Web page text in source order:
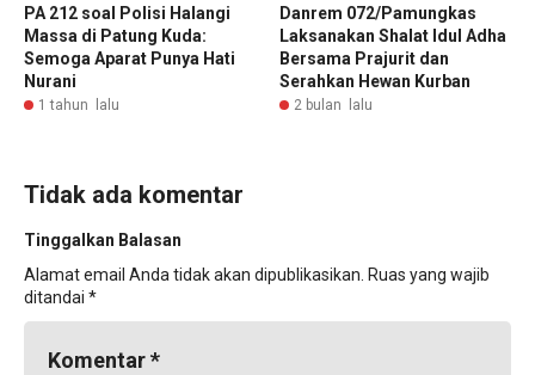
PA 212 soal Polisi Halangi
Massa di Patung Kuda:
Semoga Aparat Punya Hati
Nurani
1 tahun lalu
Danrem 072/Pamungkas
Laksanakan Shalat Idul Adha
Bersama Prajurit dan
Serahkan Hewan Kurban
2 bulan lalu
Tidak ada komentar
Tinggalkan Balasan
Alamat email Anda tidak akan dipublikasikan. Ruas yang wajib
ditandai *
Komentar*